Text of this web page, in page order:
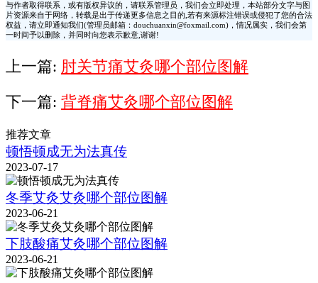
与作者取得联系，或有版权异议的，请联系管理员，我们会立即处理，本站部分文字与图
片资源来自于网络，转载是出于传递更多信息之目的,若有来源标注错误或侵犯了您的合法
权益，请立即通知我们(管理员邮箱：douchuanxin@foxmail.com)，情况属实，我们会第
一时间予以删除，并同时向您表示歉意,谢谢!
上一篇: 肘关节痛艾灸哪个部位图解
下一篇: 背脊痛艾灸哪个部位图解
推荐文章
顿悟顿成无为法真传
2023-07-17
冬季艾灸艾灸哪个部位图解
2023-06-21
下肢酸痛艾灸哪个部位图解
2023-06-21